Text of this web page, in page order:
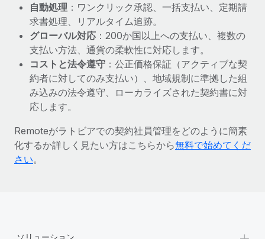
詳細を見る
給与詐欺：種類、事例、ビジネスを守る方法
給与, 賃金は詐欺の特に魅力的な標的です。多額の資金がシステ
ム間で頻繁に移動しているためです。このため、自社のビジネス
を保護することは極めて重要です。...
自動処理 ：ワンクリック承認、一括支払い、定期請
求書処理、リアルタイム追跡。
グローバル対応 ：200か国以上への支払い、複数の
支払い方法、通貨の柔軟性に対応します。
コストと法令遵守 ：公正価格保証（アクティブな契
約者に対してのみ支払い）、地域規制に準拠した組
み込みの法令遵守、ローカライズされた契約書に対
応します。
Remoteがラトビアでの契約社員管理をどのように簡素
化するか詳しく見たい方はこちらから無料で始めてくだ
さい。
ソリューション